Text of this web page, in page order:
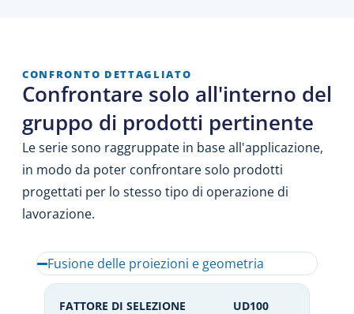
CONFRONTO DETTAGLIATO
Confrontare solo all'interno del
gruppo di prodotti pertinente
Le serie sono raggruppate in base all'applicazione,
in modo da poter confrontare solo prodotti
progettati per lo stesso tipo di operazione di
lavorazione.
Fusione delle proiezioni e geometria
FATTORE DI SELEZIONE UD100